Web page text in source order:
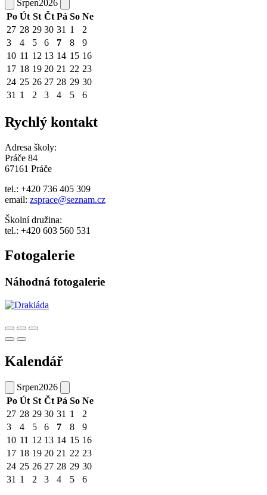
Srpen2026
Po Út St Čt Pá So Ne
27 28 29 30 31 1
2
3
4 5 6 7 8
9
10 11 12 13 14 15 16
17 18 19 20 21 22 23
24 25 26 27 28 29 30
31 1 2 3 4 5 6
Rychlý kontakt
Adresa školy:
Práče 84
67161 Práče
tel.: +420 736 405 309
email: zsprace@seznam.cz
Školní družina:
tel.: +420 603 560 531
Fotogalerie
Náhodná fotogalerie
Kalendář
Srpen2026
Po Út St Čt Pá So Ne
27 28 29 30 31 1
2
3
4 5 6 7 8
9
10 11 12 13 14 15 16
17 18 19 20 21 22 23
24 25 26 27 28 29 30
31 1 2 3 4 5 6